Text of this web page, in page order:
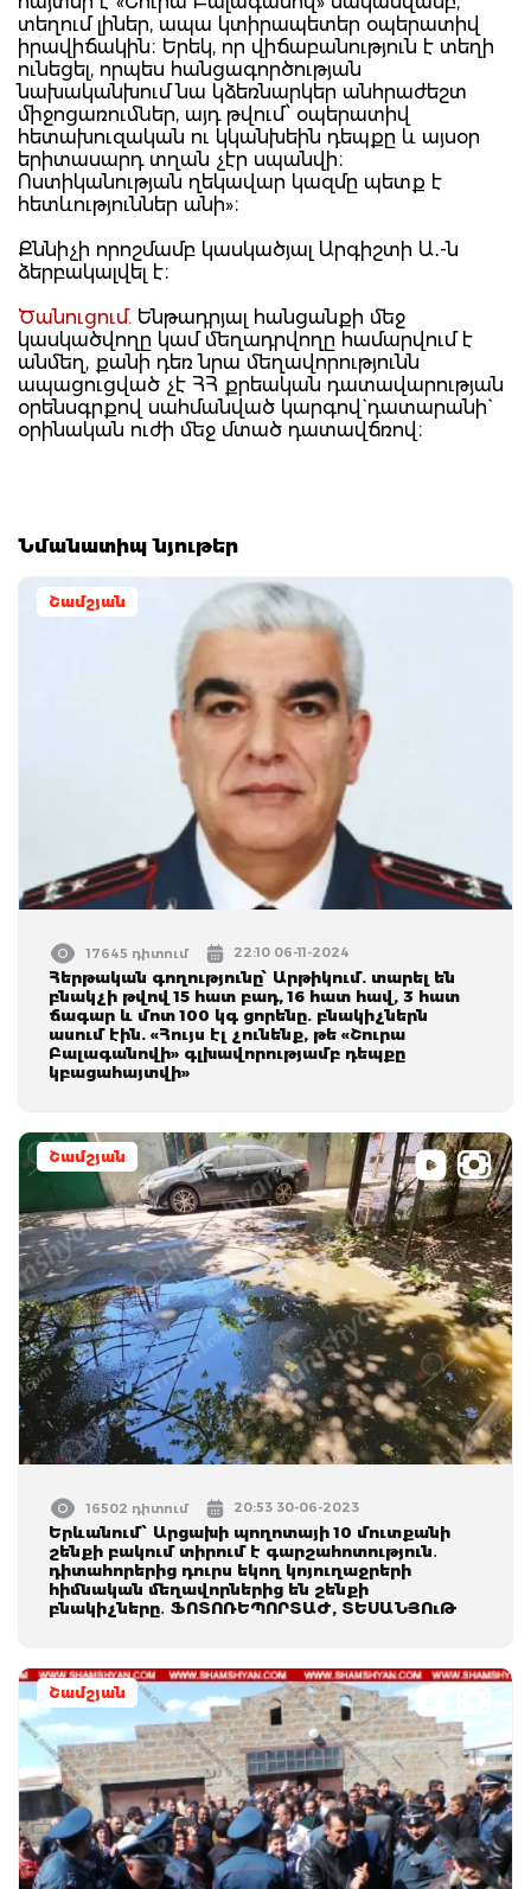
տեղում լիներ, ապա կտիրապետեր օպերատիվ
իրավիճակին։ Երեկ, որ վիճաբանություն է տեղի
ունեցել, որպես հանցագործության
նախականխում նա կձեռնարկեր անհրաժեշտ
միջոցառումներ, այդ թվում՝ օպերատիվ
հետախուզական ու կկանխեին դեպքը և այսօր
երիտասարդ տղան չէր սպանվի։
Ոստիկանության ղեկավար կազմը պետք է
հետևություններ անի»։
Քննիչի որոշմամբ կասկածյալ Արգիշտի Ա․-ն
ձերբակալվել է։
Ծանուցում. Ենթադրյալ հանցանքի մեջ
կասկածվողը կամ մեղադրվողը համարվում է
անմեղ, քանի դեռ նրա մեղավորությունն
ապացուցված չէ ՀՀ քրեական դատավարության
օրենսգրքով սահմանված կարգով` դատարանի`
օրինական ուժի մեջ մտած դատավճռով։
Նմանատիպ նյութեր
Շամշյան
17645 դիտում 22:10 06-11-2024
Հերթական գողությունը՝ Արթիկում. տարել են
բնակչի թվով 15 հատ բադ, 16 հատ հավ, 3 հատ
ճագար և մոտ 100 կգ ցորենը. բնակիչներն
ասում էին. «Հույս էլ չունենք, թե «Շուրա
Բալագանովի» գլխավորությամբ դեպքը
կբացահայտվի»
Շամշյան
16502 դիտում 20:53 30-06-2023
Երևանում՝ Արցախի պողոտայի 10 մուտքանի
շենքի բակում տիրում է գարշահոտություն․
դիտահորերից դուրս եկող կոյուղաջրերի
հիմնական մեղավորներից են շենքի
բնակիչները․ ՖՈՏՈՌԵՊՈՐՏԱԺ, ՏԵՍԱՆՅՈւԹ
Շամշյան